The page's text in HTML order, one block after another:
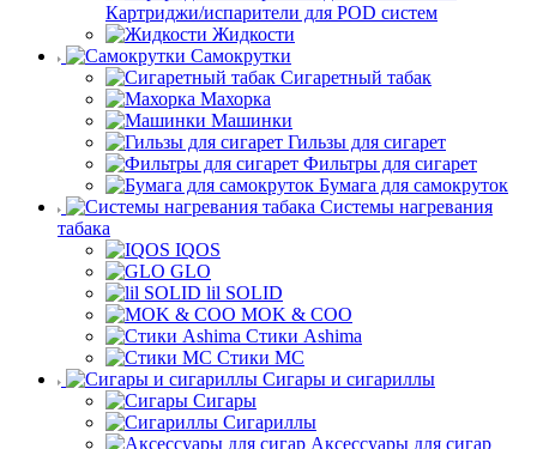
Картриджи/испарители для POD систем
Жидкости
Самокрутки
Сигаретный табак
Махорка
Машинки
Гильзы для сигарет
Фильтры для сигарет
Бумага для самокруток
Системы нагревания
табака
IQOS
GLO
lil SOLID
MOK & COO
Стики Ashima
Стики MC
Сигары и сигариллы
Сигары
Сигариллы
Аксессуары для сигар